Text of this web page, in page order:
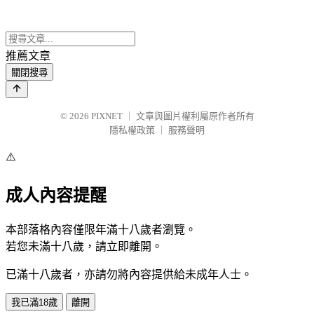
推薦文章
關閉搜尋
© 2026 PIXNET
文章與圖片權利屬原作者所有
隱私權政策
服務聲明
⚠️
成人內容提醒
本部落格內容僅限年滿十八歲者瀏覽。
若您未滿十八歲，請立即離開。
已滿十八歲者，亦請勿將內容提供給未成年人士。
我已滿18歲 離開